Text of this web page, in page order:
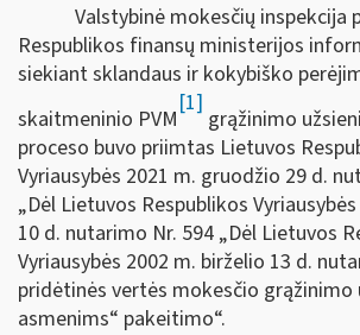
Valstybinė mokesčių inspekcija
Respublikos finansų ministerijos
siekiant sklandaus ir kokybiško
skaitmeninio PVM
[1]
grąžinimo
proceso buvo priimtas Lietuvos
Vyriausybės 2021 m. gruodžio 29 d.
„Dėl Lietuvos Respublikos
10 d. nutarimo Nr. 594 „Dėl Lietuvos
Vyriausybės 2002 m. birželio 13 d.
pridėtinės vertės mokesčio grąžinimo
asmenims“ pakeitimo“.